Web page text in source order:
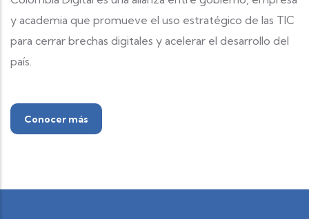
y academia que promueve el uso estratégico de las TIC
para cerrar brechas digitales y acelerar el desarrollo del
país.
Conocer más